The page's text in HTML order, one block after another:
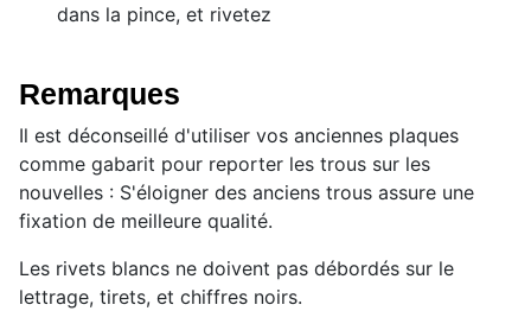
dans la pince, et rivetez
Remarques
Il est déconseillé d'utiliser vos anciennes plaques
comme gabarit pour reporter les trous sur les
nouvelles : S'éloigner des anciens trous assure une
fixation de meilleure qualité.
Les rivets blancs ne doivent pas débordés sur le
lettrage, tirets, et chiffres noirs.